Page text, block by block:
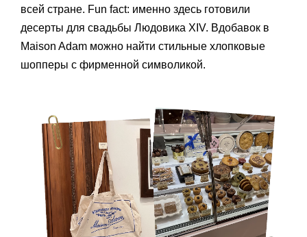
всей стране. Fun fact: именно здесь готовили
десерты для свадьбы Людовика XIV. Вдобавок в
Maison Adam можно найти стильные хлопковые
шопперы с фирменной символикой.